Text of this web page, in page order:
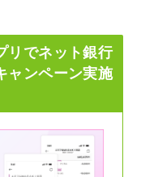
リでネット銀行
ャンペーン実施